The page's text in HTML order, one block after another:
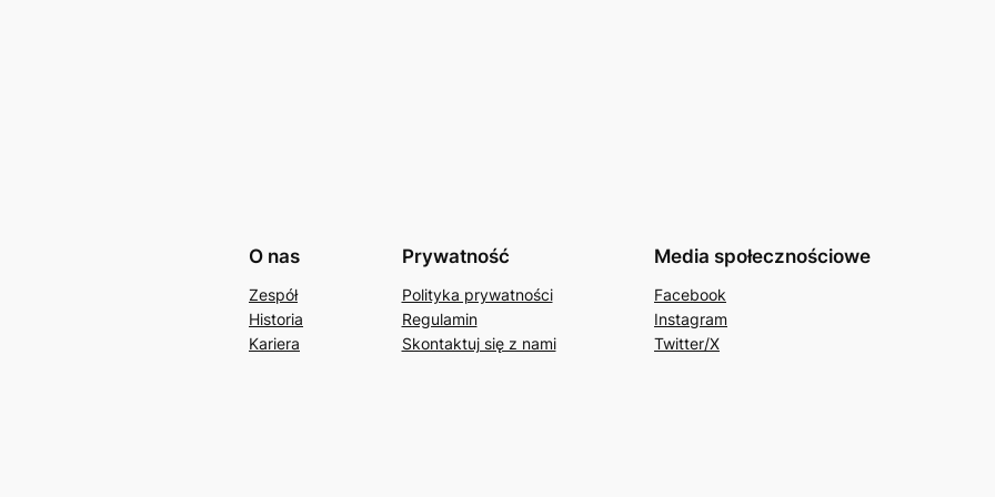
O nas
Zespół
Historia
Kariera
Prywatność
Polityka prywatności
Regulamin
Skontaktuj się z nami
Media społecznościowe
Facebook
Instagram
Twitter/X